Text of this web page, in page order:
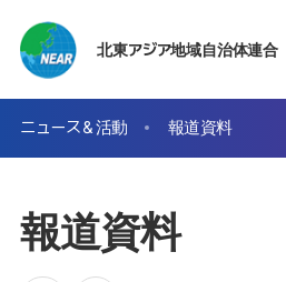
北東アジア地域自治体連合
ニュース＆活動 報道資料
報道資料